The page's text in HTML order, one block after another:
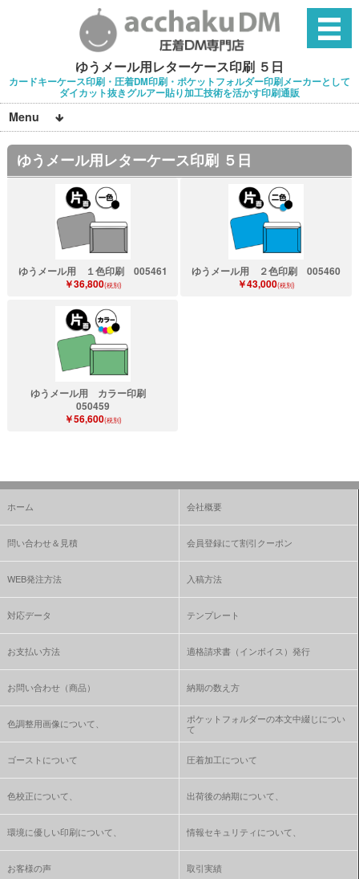
ゆうメール用レターケース印刷 ５日
カードキーケース印刷・圧着DM印刷・ポケットフォルダー印刷メーカーとして
ダイカット抜きグルアー貼り加工技術を活かす印刷通販
Menu
ゆうメール用レターケース印刷 ５日
ゆうメール用 １色印刷 005461
￥36,800(税別)
ゆうメール用 ２色印刷 005460
￥43,000(税別)
ゆうメール用 カラー印刷
050459
￥56,600(税別)
ホーム 会社概要
問い合わせ＆見積 会員登録にて割引クーポン
WEB発注方法 入稿方法
対応データ テンプレート
お支払い方法 適格請求書（インボイス）発行
お問い合わせ（商品） 納期の数え方
色調整用画像について、
ポケットフォルダーの本文中綴じについ
て
ゴーストについて 圧着加工について
色校正について、 出荷後の納期について、
環境に優しい印刷について、 情報セキュリティについて、
お客様の声 取引実績